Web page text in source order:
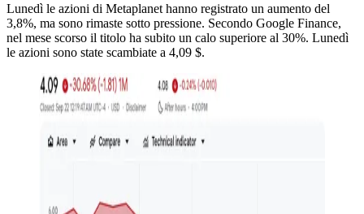
Lunedì le azioni di Metaplanet hanno registrato un aumento del
3,8%, ma sono rimaste sotto pressione. Secondo Google Finance,
nel mese scorso il titolo ha subito un calo superiore al 30%. Lunedì
le azioni sono state scambiate a 4,09 $.